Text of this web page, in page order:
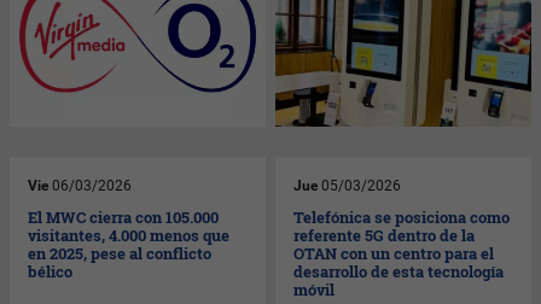
Vie 06/03/2026
El MWC cierra con 105.000
visitantes, 4.000 menos que
en 2025, pese al conflicto
bélico
Jue 05/03/2026
Telefónica se posiciona como
referente 5G dentro de la
OTAN con un centro para el
desarrollo de esta tecnología
móvil